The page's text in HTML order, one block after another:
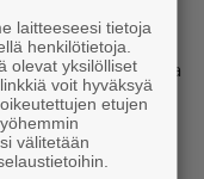
siitä, millaista tietoa
ovat
laitteeseesi tietoja
henkilötietoja.
olevat yksilölliset
voit hyväksyä
etujen
välitetään